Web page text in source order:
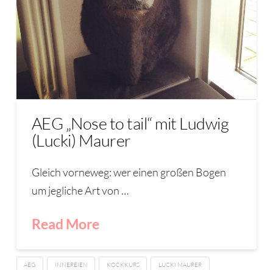
AEG „Nose to tail“ mit Ludwig
(Lucki) Maurer
Gleich vorneweg: wer einen großen Bogen
um jegliche Art von …
Read More
AEG INNEREIEN KOCKKURS LUCKI MAURER